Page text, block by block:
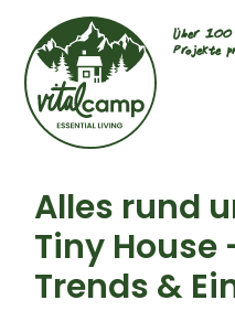
Über 100
Projekte
Alles rund
Tiny House
Trends &